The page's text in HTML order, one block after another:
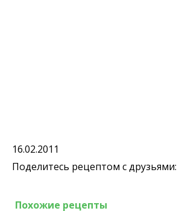
16.02.2011
Поделитесь рецептом с друзьями:
Похожие рецепты